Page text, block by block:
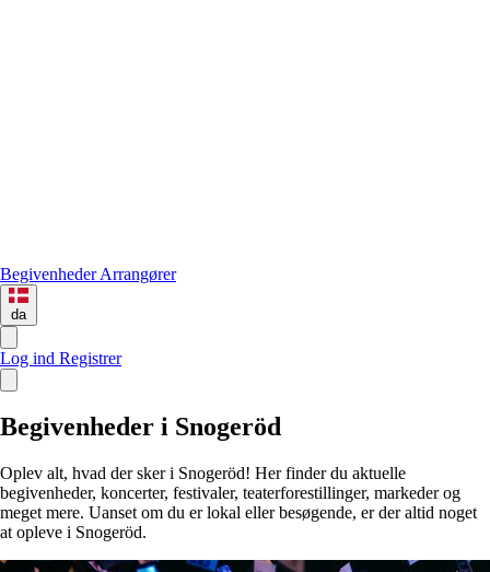
BegivenhederArrangører
da
Log ind Registrer
Begivenheder i Snogeröd
Oplev alt, hvad der sker i Snogeröd! Her finder du aktuelle
begivenheder, koncerter, festivaler, teaterforestillinger, markeder og
meget mere. Uanset om du er lokal eller besøgende, er der altid noget
at opleve i Snogeröd.